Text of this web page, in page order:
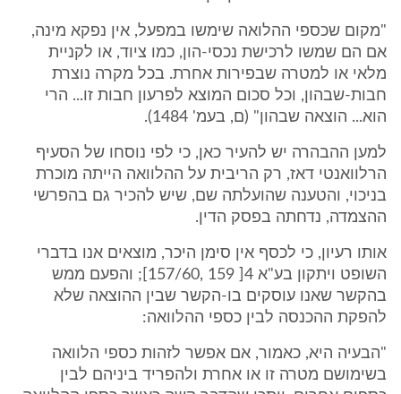
"מקום שכספי ההלואה שימשו במפעל, אין נפקא מינה,
אם הם שמשו לרכישת נכסי-הון, כמו ציוד, או לקניית
מלאי או למטרה שבפירות אחרת. בכל מקרה נוצרת
חבות-שבהון, וכל סכום המוצא לפרעון חבות זו... הרי
הוא... הוצאה שבהון" (ם, בעמ' 1484).
למען ההבהרה יש להעיר כאן, כי לפי נוסחו של הסעיף
הרלוואנטי דאז, רק הריבית על ההלוואה הייתה מוכרת
בניכוי, והטענה שהועלתה שם, שיש להכיר גם בהפרשי
ההצמדה, נדחתה בפסק הדין.
אותו רעיון, כי לכסף אין סימן היכר, מוצאים אנו בדברי
השופט ויתקון בע"א 4[ 159 ,157/60]; והפעם ממש
בהקשר שאנו עוסקים בו-הקשר שבין ההוצאה שלא
להפקת ההכנסה לבין כספי ההלוואה:
"הבעיה היא, כאמור, אם אפשר לזהות כספי הלוואה
בשימושם מטרה זו או אחרת ולהפריד ביניהם לבין